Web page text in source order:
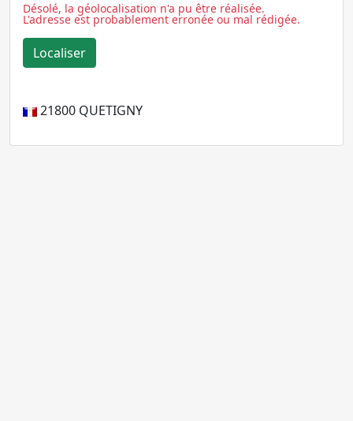
Désolé, la géolocalisation n'a pu être réalisée.
L'adresse est probablement erronée ou mal rédigée.
21800 QUETIGNY